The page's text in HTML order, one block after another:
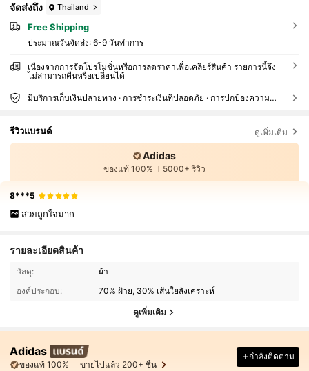
จัดส่งถึง Thailand
Free Shipping
ประมาณวันจัดส่ง: 6-9 วันทำการ
เนื่องจากการจัดโปรโมชั่นหรือการลดราคาเพื่อเคลียร์สินค้า รายการนี้จึง
ไม่สามารถคืนหรือเปลี่ยนได้
มีบริการเก็บเงินปลายทาง · การชำระเงินที่ปลอดภัย · การปกป้องความเป็นส่วนตัว
รีวิวแบรนด์ ดูเพิ่มเติม
Adidas
ของแท้ 100% 5000+ รีวิว
8***5
สวยถูกใจมาก
รายละเอียดสินค้า
วัสดุ:
ผ้า
องค์ประกอบ:
70% ฝ้าย, 30% เส้นใยสังเคราะห์
ดูเพิ่มเติม
Adidas
ของแท้ 100% ขายไปแล้ว 200+ ชิ้น
กำลังติดตาม